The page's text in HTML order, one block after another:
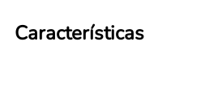
Características